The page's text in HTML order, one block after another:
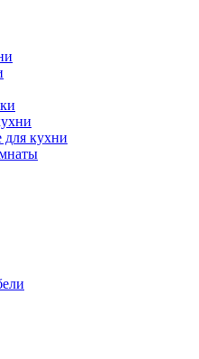
кухни